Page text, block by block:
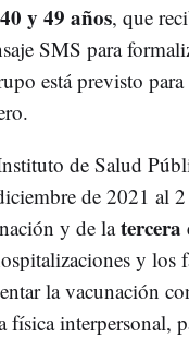
y 49 años, que
SMS para
está previsto
de Salud
de 2021 al
y de latercera
y
la vacunación
física interpersonal,